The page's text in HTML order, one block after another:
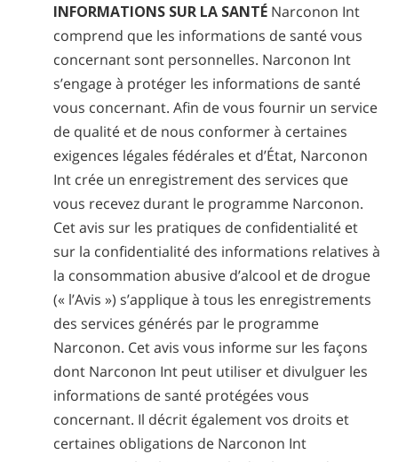
INFORMATIONS SUR LA SANTÉ Narconon Int
comprend que les informations de santé vous
concernant sont personnelles. Narconon Int
s’engage à protéger les informations de santé
vous concernant. Afin de vous fournir un service
de qualité et de nous conformer à certaines
exigences légales fédérales et d’État, Narconon
Int crée un enregistrement des services que
vous recevez durant le programme Narconon.
Cet avis sur les pratiques de confidentialité et
sur la confidentialité des informations relatives à
la consommation abusive d’alcool et de drogue
(« l’Avis ») s’applique à tous les enregistrements
des services générés par le programme
Narconon. Cet avis vous informe sur les façons
dont Narconon Int peut utiliser et divulguer les
informations de santé protégées vous
concernant. Il décrit également vos droits et
certaines obligations de Narconon Int